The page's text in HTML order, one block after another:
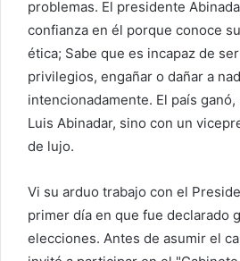
problemas. El presidente
confianza en él porque conoce
ética; Sabe que es incapaz de
privilegios, engañar o dañar a
intencionadamente. El país
Luis Abinadar, sino con un
de lujo.
Vi su arduo trabajo con el
primer día en que fue declarado
elecciones. Antes de asumir el